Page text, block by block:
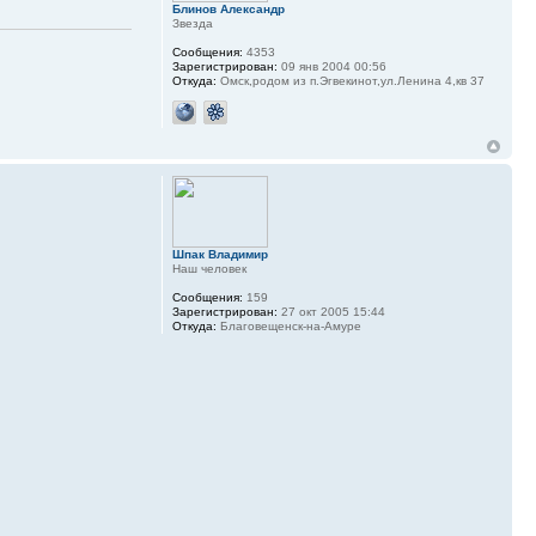
Блинов Александр
Звезда
Сообщения: 4353
Зарегистрирован: 09 янв 2004 00:56
Откуда: Омск,родом из п.Эгвекинот,ул.Ленина 4,кв 37
Шпак Владимир
Наш человек
Сообщения: 159
Зарегистрирован: 27 окт 2005 15:44
Откуда: Благовещенск-на-Амуре